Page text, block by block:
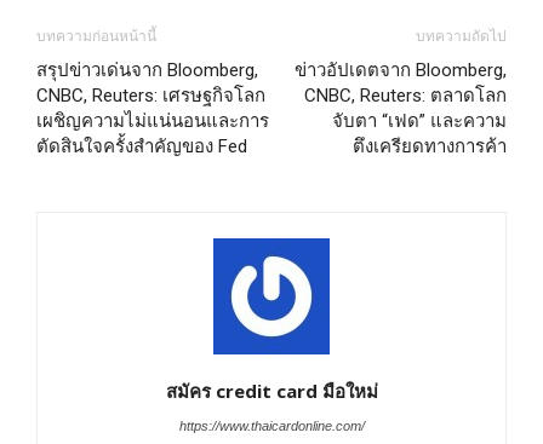
บทความก่อนหน้านี้
สรุปข่าวเด่นจาก Bloomberg,
CNBC, Reuters: เศรษฐกิจโลก
เผชิญความไม่แน่นอนและการ
ตัดสินใจครั้งสำคัญของ Fed
บทความถัดไป
ข่าวอัปเดตจาก Bloomberg,
CNBC, Reuters: ตลาดโลก
จับตา “เฟด” และความ
ตึงเครียดทางการค้า
สมัคร credit card มือใหม่
https://www.thaicardonline.com/